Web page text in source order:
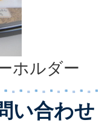
ホルダー
い合わ